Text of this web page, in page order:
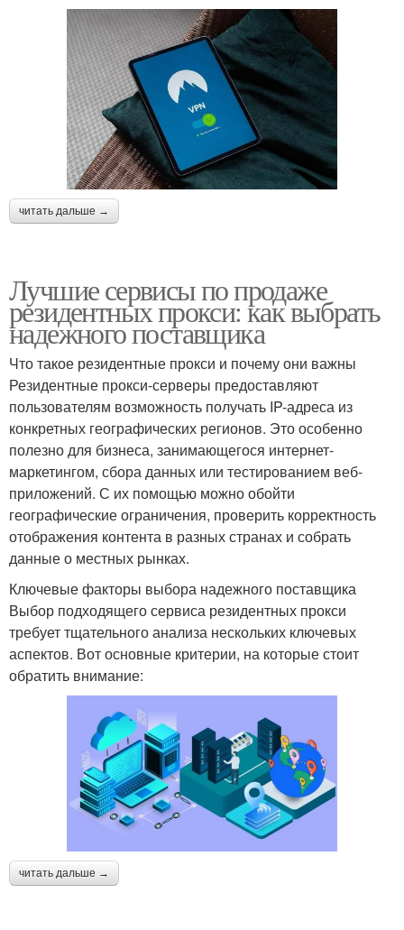
читать дальше →
Лучшие сервисы по продаже
резидентных прокси: как выбрать
надежного поставщика
Что такое резидентные прокси и почему они важны
Резидентные прокси-серверы предоставляют
пользователям возможность получать IP-адреса из
конкретных географических регионов. Это особенно
полезно для бизнеса, занимающегося интернет-
маркетингом, сбора данных или тестированием веб-
приложений. С их помощью можно обойти
географические ограничения, проверить корректность
отображения контента в разных странах и собрать
данные о местных рынках.
Ключевые факторы выбора надежного поставщика
Выбор подходящего сервиса резидентных прокси
требует тщательного анализа нескольких ключевых
аспектов. Вот основные критерии, на которые стоит
обратить внимание:
читать дальше →